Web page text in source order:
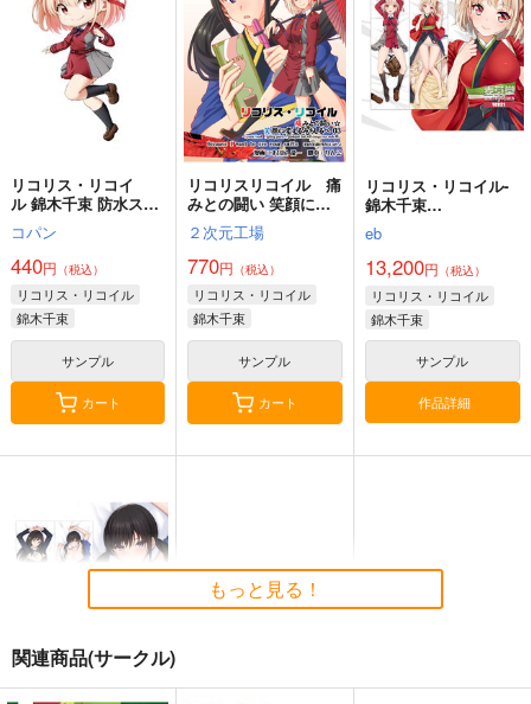
リコリス・リコイ
ル 錦木千束 防水ステ
ッカー
コパン
440円 （税込）
リコリス・リコイル
錦木千束
サンプル
カート
リコリスリコイル 痛
みとの闘い 笑顔に変
えるみちしるべ３
Because I want to se
e your smile（君の笑
顔が見たいから）
２次元工場
770円 （税込）
リコリス・リコイル
錦木千束
井ノ上たきな
中原ミズキサンプル
カート
リコリス・リコイル-
錦木千束
160CMX50CM抱き枕
カバー【YC1121】
eb
13,200円 （税込）
リコリス・リコイル
錦木千束
サンプル
作品詳細
もっと見る！
関連商品(サークル)